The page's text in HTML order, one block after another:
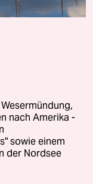
nach Amerika -
sowie einem
der Nordsee